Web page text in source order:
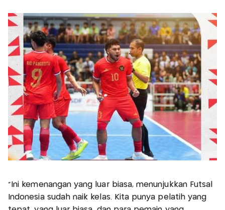
"Ini kemenangan yang luar biasa, menunjukkan Futsal
Indonesia sudah naik kelas. Kita punya pelatih yang